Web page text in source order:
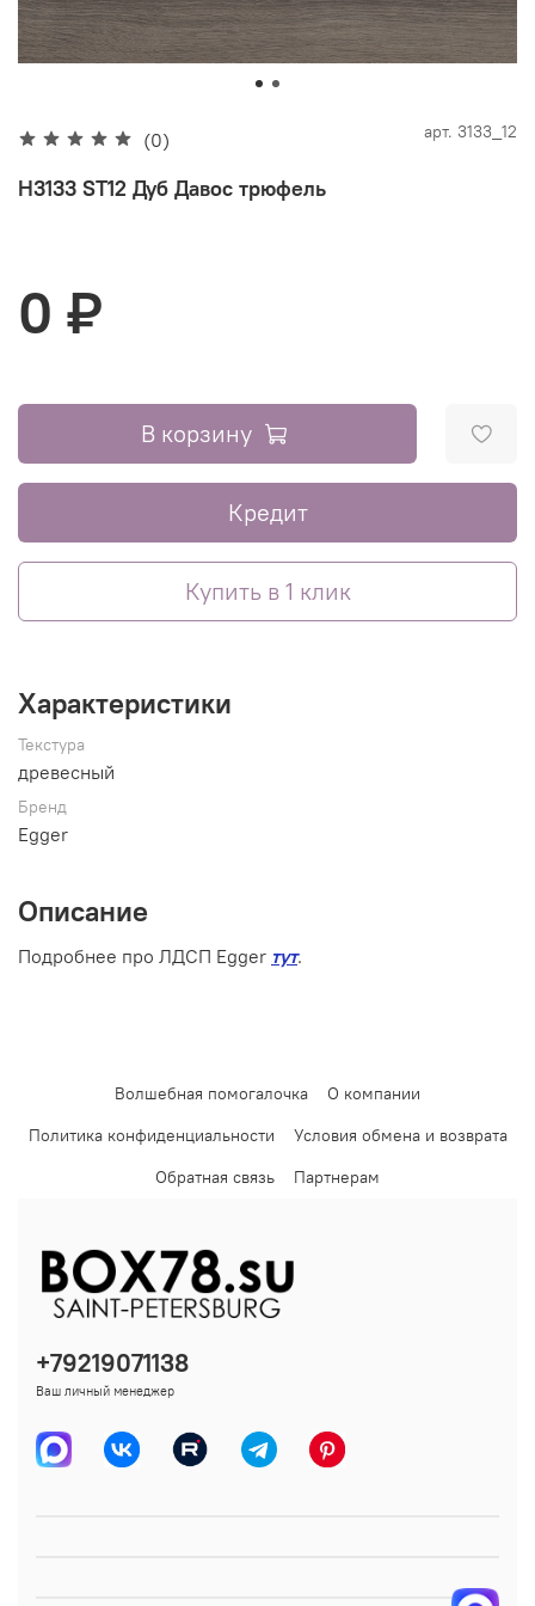
(0) арт. 3133_12
H3133 ST12 Дуб Давос трюфель
0 ₽
В корзину
Кредит
Купить в 1 клик
Характеристики
Текстура
древесный
Бренд
Egger
Описание
Подробнее про ЛДСП Egger тут.
Волшебная помогалочка
О компании
Политика конфиденциальности
Условия обмена и возврата
Обратная связь
Партнерам
+79219071138
Ваш личный менеджер